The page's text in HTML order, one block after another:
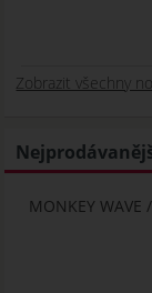
Zobrazit všechny
MONKEY